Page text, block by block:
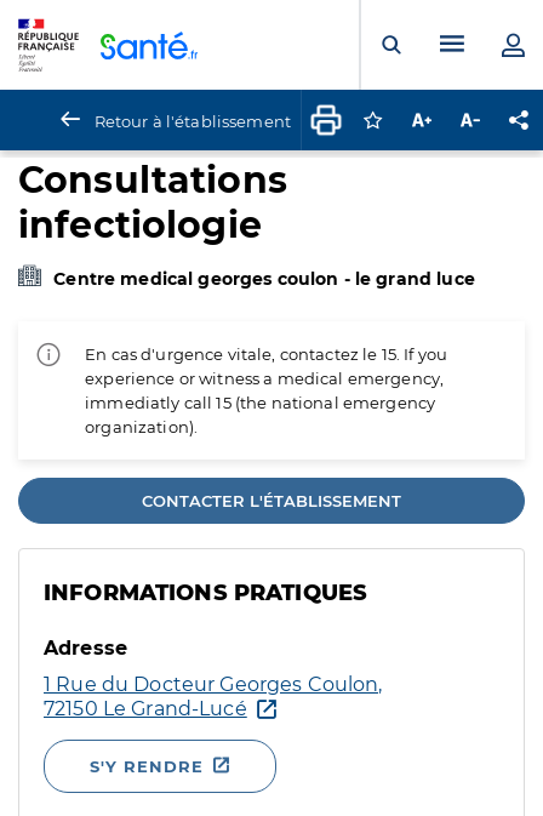
Ouvrir laMenu
Retour à l'établissement Connectez-vous
Augmenter la
Consultations
infectiologie
Centre medical georges coulon - le grand luce
En cas d'urgence vitale, contactez le 15. If you
experience or witness a medical emergency,
immediatly call 15 (the national emergency
organization).
CONTACTER L'ÉTABLISSEMENT
INFORMATIONS PRATIQUES
Adresse
1 Rue du Docteur Georges Coulon,
72150 Le Grand-Lucé
S'Y RENDRE